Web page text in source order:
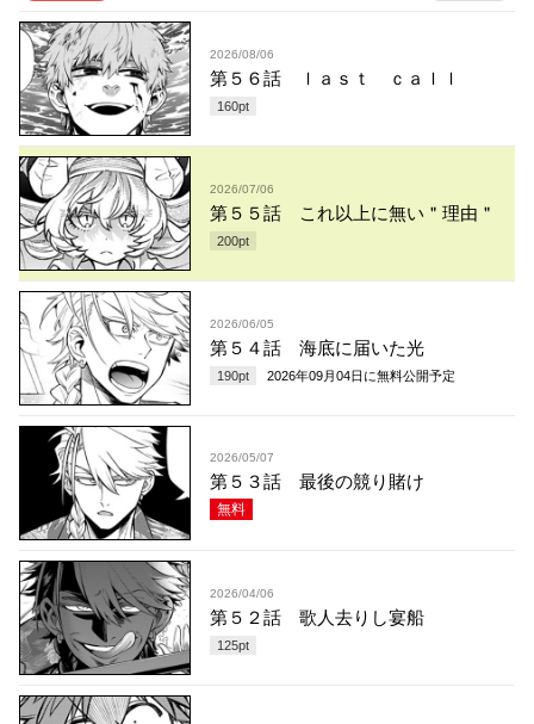
2026/08/06
第５６話 ｌａｓｔ ｃａｌｌ
160pt
2026/07/06
第５５話 これ以上に無い＂理由＂
200pt
2026/06/05
第５４話 海底に届いた光
190pt 2026年09月04日 に無料公開予定
2026/05/07
第５３話 最後の競り賭け
無料
2026/04/06
第５２話 歌人去りし宴船
125pt